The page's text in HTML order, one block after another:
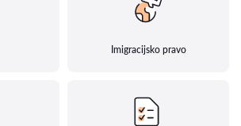
Imigracijsko pravo